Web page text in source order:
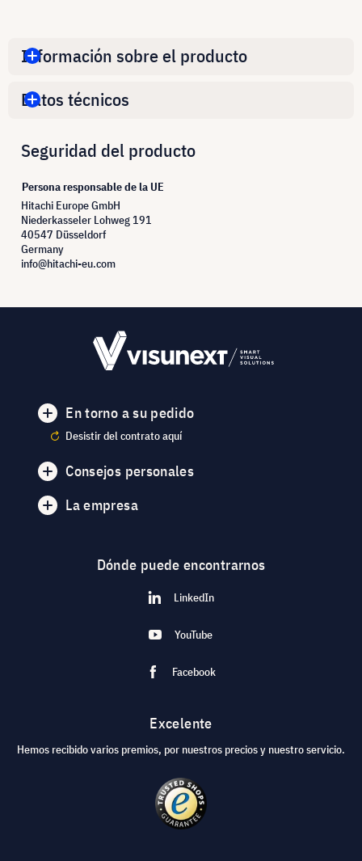
Información sobre el producto
Datos técnicos
Seguridad del producto
Persona responsable de la UE
Hitachi Europe GmbH
Niederkasseler Lohweg 191
40547 Düsseldorf
Germany
info@hitachi-eu.com
En torno a su pedido
Desistir del contrato aquí
Consejos personales
La empresa
Dónde puede encontrarnos
LinkedIn
YouTube
Facebook
Excelente
Hemos recibido varios premios, por nuestros precios y nuestro servicio.